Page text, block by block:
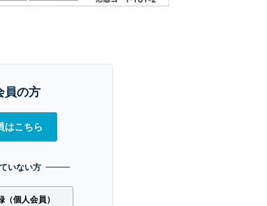
員の方
はこちら
いない方
個人会員）